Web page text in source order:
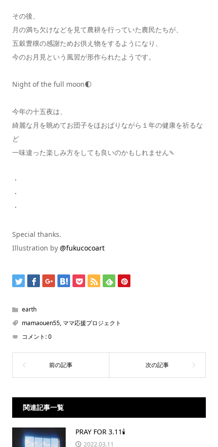
その後、
月の満ち欠けなどを見て農耕を行っていた農民たちが、
五穀豊穣の感謝ためお供え物をするようになり、
今のお月見という風習が形作られたようです。
Night of the full moon🌓
今年の十五夜は、
綺麗な月を眺めてお団子をほおばりながら１年の健康を祈るな
ど
一味違った楽しみ方をしても良いのかもしれません🍡
・
・
・
Special thanks.
Illustration by @fukucocoart
earth
mamaouen55, ママ応援プロジェクト
コメント:0
関連記事一覧
PRAY FOR 3.11🕯
2022.03.11